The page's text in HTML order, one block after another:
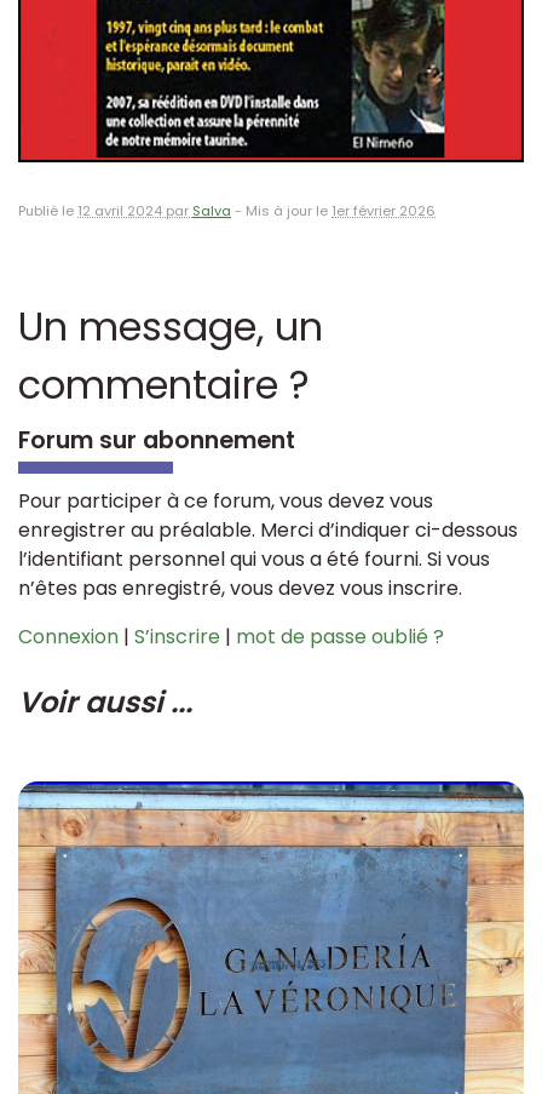
Publié le 12 avril 2024 par Salva - Mis à jour le 1er février 2026
Un message, un
commentaire ?
Forum sur abonnement
Pour participer à ce forum, vous devez vous
enregistrer au préalable. Merci d’indiquer ci-dessous
l’identifiant personnel qui vous a été fourni. Si vous
n’êtes pas enregistré, vous devez vous inscrire.
Connexion | S’inscrire | mot de passe oublié ?
Voir aussi ...